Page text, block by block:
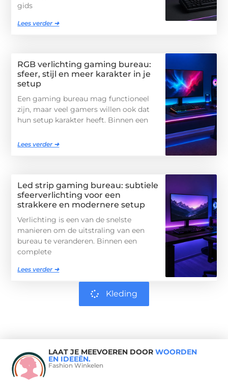
gids
Lees verder ➜
RGB verlichting gaming bureau:
sfeer, stijl en meer karakter in je
setup
Een gaming bureau mag functioneel
zijn, maar veel gamers willen ook dat
hun setup karakter heeft. Binnen een
Lees verder ➜
Led strip gaming bureau: subtiele
sfeerverlichting voor een
strakkere en modernere setup
Verlichting is een van de snelste
manieren om de uitstraling van een
bureau te veranderen. Binnen een
complete
Lees verder ➜
Kleding
LAAT JE MEEVOEREN DOOR WOORDEN
EN IDEEËN.
Fashion Winkelen